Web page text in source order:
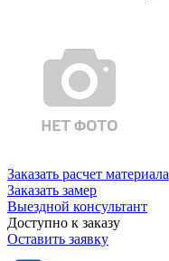
Заказать расчет материала
Заказать замер
Выездной консультант
Доступно к заказу
Оставить заявку